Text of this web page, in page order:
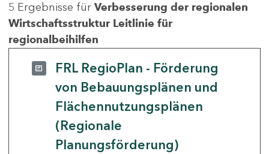
5 Ergebnisse für Verbesserung der regionalen
Wirtschaftsstruktur Leitlinie für
regionalbeihilfen
FRL RegioPlan - Förderung
von Bebauungsplänen und
Flächennutzungsplänen
(Regionale
Planungsförderung)